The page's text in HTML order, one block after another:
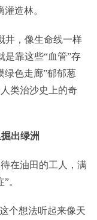
造林。
，像生命线一样
是靠这些“血管”存
绿色走廊”郁郁葱
类治沙史上的奇
出绿洲
在油田的工人，满
。
个想法听起来像天